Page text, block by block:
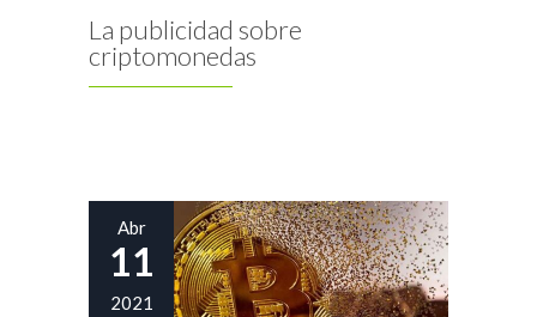
La publicidad sobre
criptomonedas
Abr
11
2021